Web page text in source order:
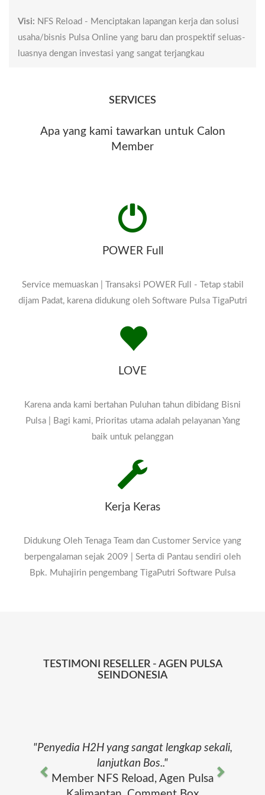
HULU RENGAT KAMPAR
BANGKINANG
SELATPANJANG KUANTAN
KUANTAN BATANGHARI
SUNGAIPENUH
BENGKULU SELATAN
MANNA BENGKULU
TENGAH KARANG TINGGI
BENGKULU UTARA ARGA
MAKMUR KAUR
BINTUHAN KEPAHIANG
KEPAHIANG LEBONG
MUKOMUKO
MUKOMUKO REJANG
LEBONG CURUP SELUMA
TAIS BENGKULU
BANYUASIN PANGKALAN
BALAI EMPAT LAWANG
TEBING TINGGI LAHAT
LAHAT KERINCI SIULAK
SAROLANGUN TANJUNG
JABUNG TIMUR MUARA
SABAK TEBO MUARA
TEBO JAMBI MUARA
Visi: NFS Reload - Menciptakan lapangan kerja dan solusi
usaha/bisnis Pulsa Online yang baru dan prospektif seluas-
luasnya dengan investasi yang sangat terjangkau
SERVICES
Apa yang kami tawarkan untuk Calon
Member
POWER Full
Service memuaskan | Transaksi POWER Full - Tetap stabil
dijam Padat, karena didukung oleh Software Pulsa TigaPutri
LOVE
Karena anda kami bertahan Puluhan tahun dibidang Bisni
Pulsa | Bagi kami, Prioritas utama adalah pelayanan Yang
baik untuk pelanggan
Kerja Keras
Didukung Oleh Tenaga Team dan Customer Service yang
berpengalaman sejak 2009 | Serta di Pantau sendiri oleh
Bpk. Muhajirin pengembang TigaPutri Software Pulsa
TESTIMONI RESELLER - AGEN PULSA
SEINDONESIA
"Penyedia H2H yang sangat lengkap sekali,
lanjutkan Bos.."
Member NFS Reload, Agen Pulsa